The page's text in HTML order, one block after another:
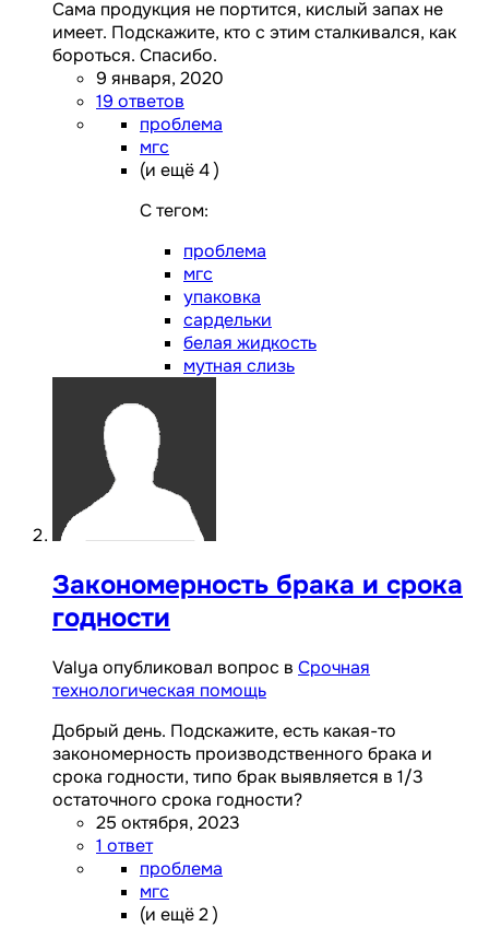
Сама продукция не портится, кислый запах не
имеет. Подскажите, кто с этим сталкивался, как
бороться. Спасибо.
9 января, 2020
19 ответов
проблема
мгс
(и ещё 4 )
C тегом:
проблема
мгс
упаковка
сардельки
белая жидкость
мутная слизь
Закономерность брака и срока
годности
Valya опубликовал вопрос в Срочная
технологическая помощь
Добрый день. Подскажите, есть какая-то
закономерность производственного брака и
срока годности, типо брак выявляется в 1/3
остаточного срока годности?
25 октября, 2023
1 ответ
проблема
мгс
(и ещё 2 )